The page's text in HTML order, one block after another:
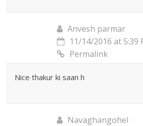
Anvesh parmar
11/14/2016 at 5:39
Permalink
Nice thakur ki saan h
Navaghangohel